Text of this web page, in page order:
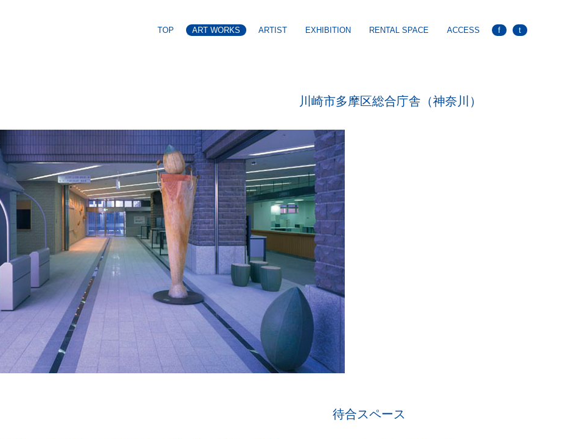
TOP ART WORKS ARTIST EXHIBITION RENTAL SPACE ACCESS f t
川崎市多摩区総合庁舎（神奈川）
待合スペース